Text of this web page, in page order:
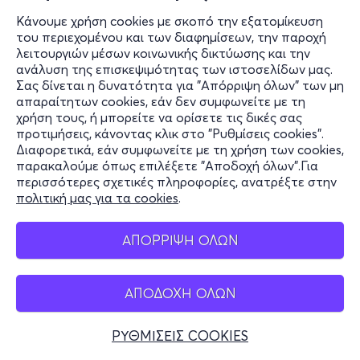
Κάνουμε χρήση cookies με σκοπό την εξατομίκευση
του περιεχομένου και των διαφημίσεων, την παροχή
λειτουργιών μέσων κοινωνικής δικτύωσης και την
ανάλυση της επισκεψιμότητας των ιστοσελίδων μας.
Σας δίνεται η δυνατότητα για "Απόρριψη όλων" των μη
απαραίτητων cookies, εάν δεν συμφωνείτε με τη
χρήση τους, ή μπορείτε να ορίσετε τις δικές σας
προτιμήσεις, κάνοντας κλικ στο "Ρυθμίσεις cookies".
Διαφορετικά, εάν συμφωνείτε με τη χρήση των cookies,
παρακαλούμε όπως επιλέξετε "Αποδοχή όλων".Για
περισσότερες σχετικές πληροφορίες, ανατρέξτε στην
πολιτική μας για τα cookies.
ΑΠΟΡΡΙΨΗ ΟΛΩΝ
ΑΠΟΔΟΧΗ ΟΛΩΝ
ΡΥΘΜΙΣΕΙΣ COOKIES